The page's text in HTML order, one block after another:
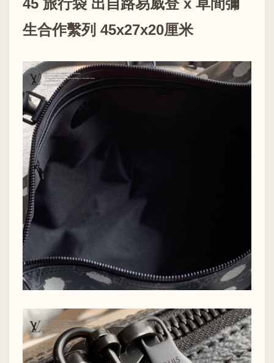
45 旅行袋 出自路易威登 x 草間彌
生合作繫列 45x27x20厘米